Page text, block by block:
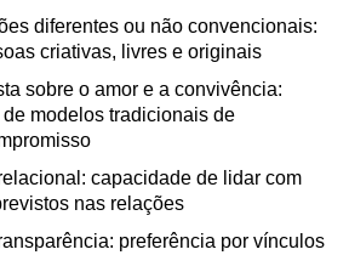
diferentes ou não convencionais:
criativas, livres e originais
sobre o amor e a convivência:
modelos tradicionais de
capacidade de lidar com
nas relações
preferência por vínculos